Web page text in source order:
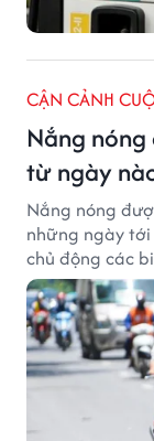
CẬN CẢNH
Nắng
từ ngày
Nắng nóng
những ngày
chủ động các
tác động của